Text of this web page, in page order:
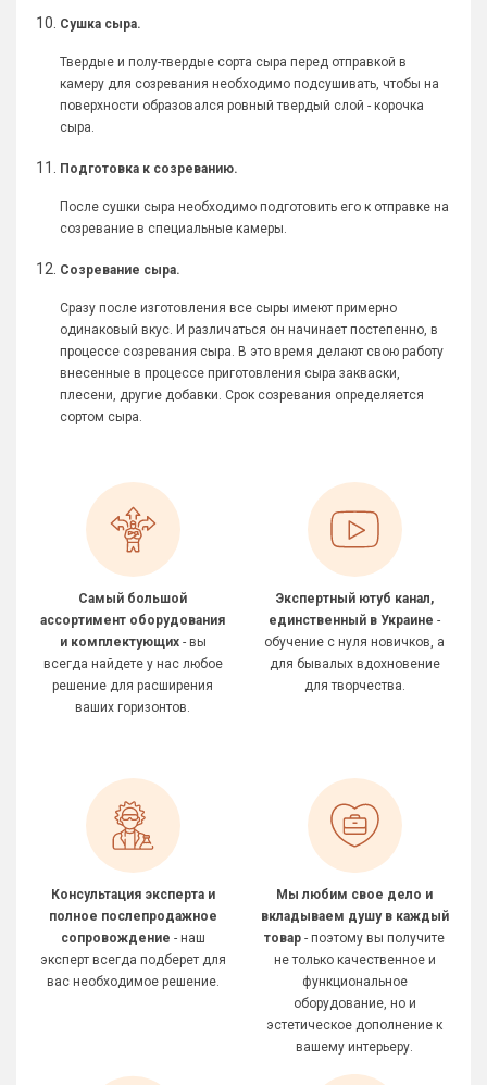
Сушка сыра.
Твердые и полу-твердые сорта сыра перед отправкой в
камеру для созревания необходимо подсушивать, чтобы на
поверхности образовался ровный твердый слой - корочка
сыра.
Подготовка к созреванию.
После сушки сыра необходимо подготовить его к отправке на
созревание в специальные камеры.
Созревание сыра.
Сразу после изготовления все сыры имеют примерно
одинаковый вкус. И различаться он начинает постепенно, в
процессе созревания сыра. В это время делают свою работу
внесенные в процессе приготовления сыра закваски,
плесени, другие добавки. Срок созревания определяется
сортом сыра.
Самый большой
ассортимент оборудования
и комплектующих- вы
всегда найдете у нас любое
решение для расширения
ваших горизонтов.
Экспертный ютуб канал,
единственный в Украине -
обучение с нуля новичков, а
для бывалых вдохновение
для творчества.
Консультация эксперта и
полное послепродажное
сопровождение - наш
эксперт всегда подберет для
вас необходимое решение.
Мы любим свое дело и
вкладываем душу в каждый
товар - поэтому вы получите
не только качественное и
функциональное
оборудование, но и
эстетическое дополнение к
вашему интерьеру.